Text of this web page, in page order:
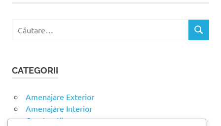
ă
u
p
ă
C
CATEGORII
Amenajare Exterior
Amenajare Interior
Construcții